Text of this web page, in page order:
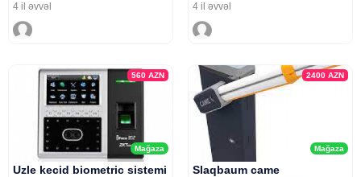
4 il əvvəl 4 il əvvəl
Mağaza
560AZN
Uzle kecid biometric sistemi
Mağaza
2400 AZN
Slaqbaum came